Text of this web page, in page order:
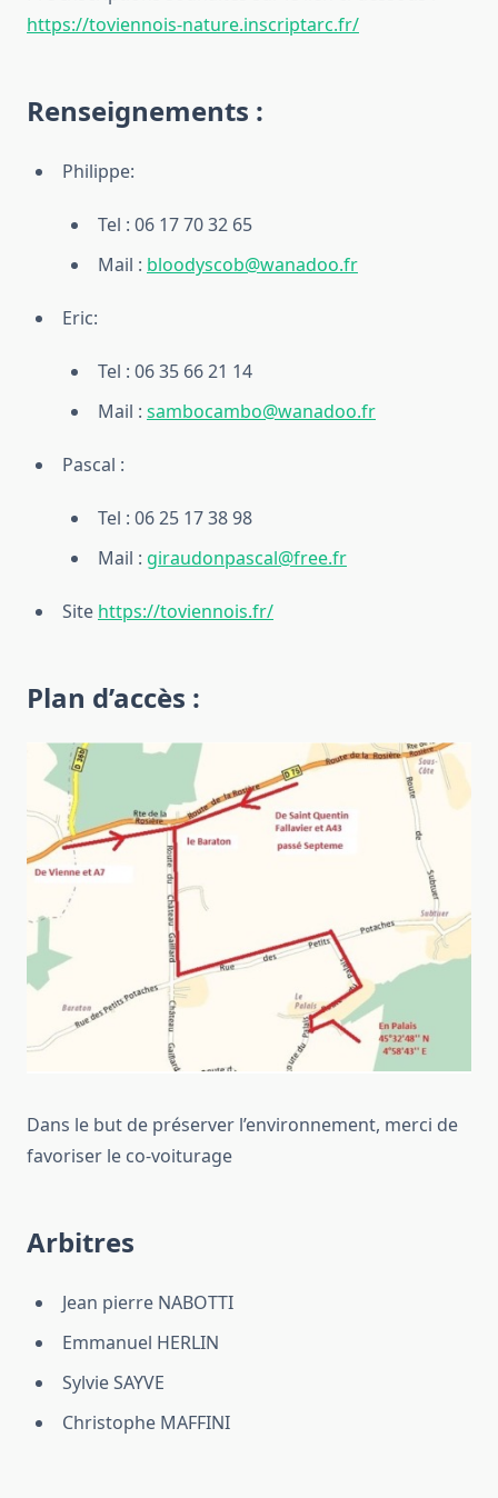
https://toviennois-nature.inscriptarc.fr/
Renseignements :
Philippe:
Tel : 06 17 70 32 65
Mail : bloodyscob@wanadoo.fr
Eric:
Tel : 06 35 66 21 14
Mail : sambocambo@wanadoo.fr
Pascal :
Tel : 06 25 17 38 98
Mail : giraudonpascal@free.fr
Site https://toviennois.fr/
Plan d’accès :
Dans le but de préserver l’environnement, merci de
favoriser le co-voiturage
Arbitres
Jean pierre NABOTTI
Emmanuel HERLIN
Sylvie SAYVE
Christophe MAFFINI